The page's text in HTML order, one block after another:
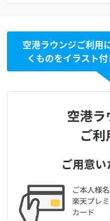
空港ラウンジご利用
くものをイラスト